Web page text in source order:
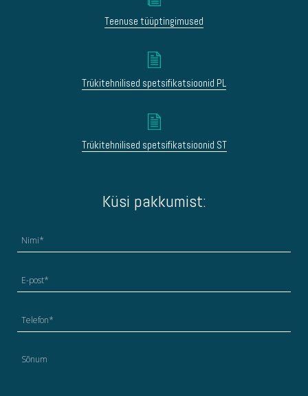
Teenuse tüüptingimused
Trükitehnilised spetsifikatsioonid PL
Trükitehnilised spetsifikatsioonid ST
Küsi pakkumist: